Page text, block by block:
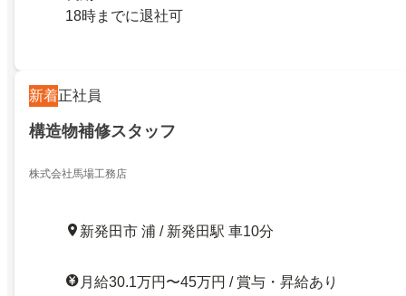
18時までに退社可
新着正社員
構造物補修スタッフ
株式会社馬場工務店
新発田市 浦 / 新発田駅 車10分
月給30.1万円〜45万円 / 賞与・昇給あり